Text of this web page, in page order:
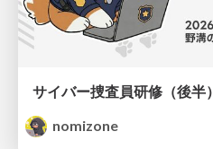
サイバー捜査員研修（後半）
nomizone